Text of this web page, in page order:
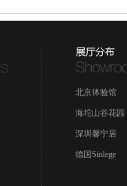
北京体验馆
海坨山谷花园
深圳馨宁居
德国Sinlege